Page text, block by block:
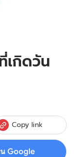
เกิดวัน
Copy link
น Google